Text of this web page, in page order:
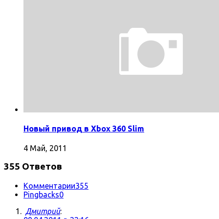
Новый привод в Xbox 360 Slim
4 Май, 2011
355 Ответов
Комментарии355
Pingbacks0
Дмитрий: